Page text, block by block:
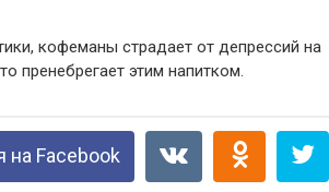
кофеманы страдает от депрессий на
пренебрегает этим напитком.
на Facebook